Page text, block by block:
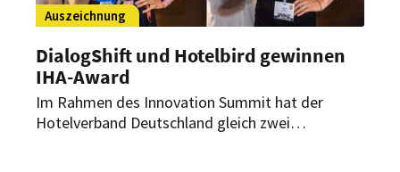
Auszeichnung
DialogShift und Hotelbird gewinnen
IHA-Award
Im Rahmen des Innovation Summit hat der
Hotelverband Deutschland gleich zwei